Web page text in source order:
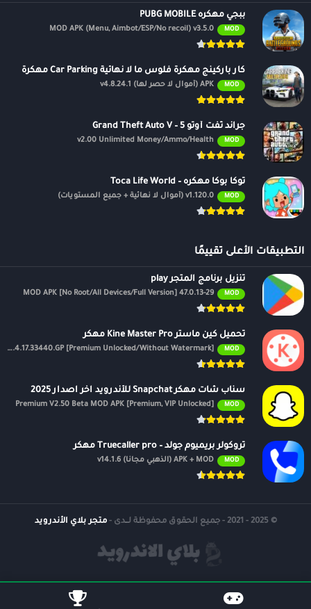
ببجي مهكره PUBG MOBILE
MOD
MOD APK (Menu, Aimbot/ESP/No recoil) v3.5.0
كار باركينج مهكرة فلوس ما لا نهائية Car Parking مهكرة
MOD APK (أموال لا حصر لها) v4.8.24.1
جراند ثفت أوتو 5 – Grand Theft Auto V
MOD
v2.00 Unlimited Money/Ammo/Health
توكا بوكا مهكره – Toca Life World
MOD v1.120.0 (أموال لا نهائية + جميع المستويات)
التطبيقات الأعلى تقييمًا
تنزيل برنامج المتجر play
MOD
47.0.13-29 MOD APK [No Root/All Devices/Full Version]
تحميل كين ماستر Kine Master Pro مهكر
MOD
APK v7.4.17.33440.GP [Premium Unlocked/Without Watermark]
سناب شات مهكر Snapchat للأندرويد اخر اصدار 2025
MOD
Premium V2.50 Beta MOD APK [Premium, VIP Unlocked]
تروكولر بريميوم جولد – Truecaller pro مهكر
MOD APK + MOD (الذهبي مجانًا) v14.1.6
© 2025 - 2021 - جميع الحقوق محفوظة لــدى - متجر بلاي الأندرويد